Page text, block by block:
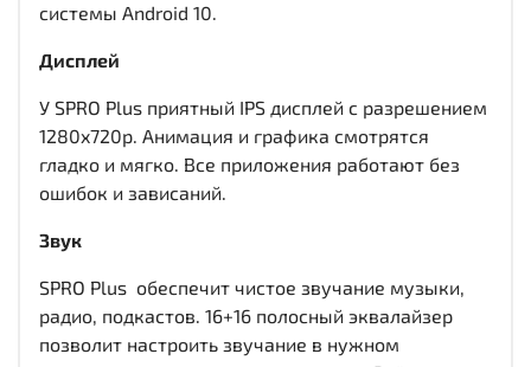
системы Android 10.
Дисплей
У SPRO Plus приятный IPS дисплей c разрешением
1280x720р. Анимация и графика смотрятся
гладко и мягко. Все приложения работают без
ошибок и зависаний.
Звук
SPRO Plus обеспечит чистое звучание музыки,
радио, подкастов. 16+16 полосный эквалайзер
позволит настроить звучание в нужном